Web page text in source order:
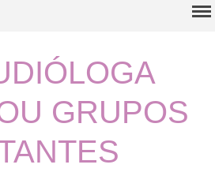
Balanço Patrimonial
História
Localização
GRUPOS